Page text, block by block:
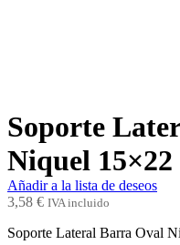
Soporte
Niquel
Añadir a la lista de deseos
3,58 € IVA incluido
Soporte Lateral Barra Oval